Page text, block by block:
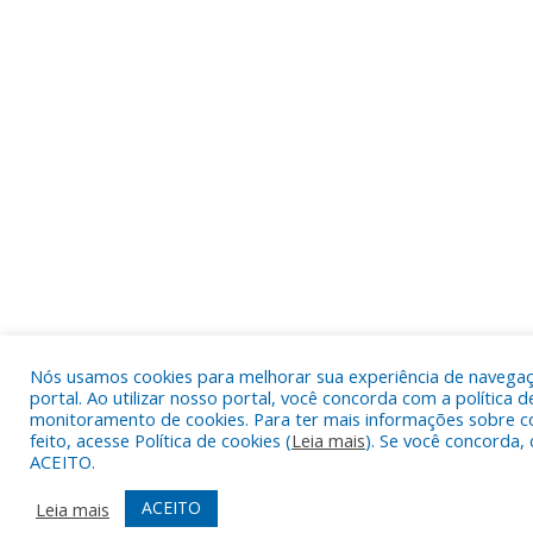
Nós usamos cookies para melhorar sua experiência de
portal. Ao utilizar nosso portal, você concorda com a política
monitoramento de cookies. Para ter mais informações sobre
feito, acesse Política de cookies (Leia mais). Se você concorda,
ACEITO.
Leia mais
ACEITO